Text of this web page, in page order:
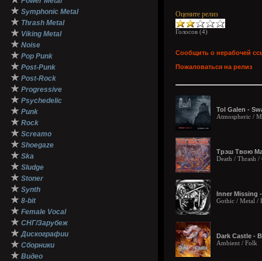
★ Symphonic Metal
★ Thrash Metal
★ Viking Metal
★ Noise
★ Pop Punk
★ Post-Punk
★ Post-Rock
★ Progressive
★ Psychedelic
★ Punk
★ Rock
★ Screamo
★ Shoegaze
★ Ska
★ Sludge
★ Stoner
★ Synth
★ 8-bit
★ Female Vocal
★ СНГ/Зарубеж
★ Дискографии
★ Сборники
★ Видео
Оцените релиз
Голосов (4)
Сообщить о нерабочей
Пожаловаться на релиз
Tol Galen -
Atmospheric /
Трэш Твою
Death / Thrash /
Inner Missing
Gothic / Metal /
Dark Castle -
Ambient / Folk